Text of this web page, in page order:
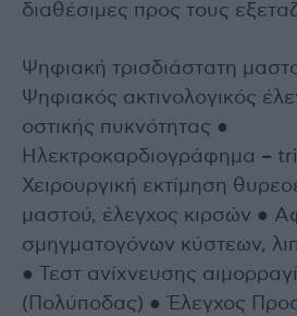
διαθέσιμες προς τους
Ψηφιακή τρισδιάστατη
Ψηφιακός ακτινολογικός
οστικής πυκνότητας ●
Ηλεκτροκαρδιογράφημα –
Χειρουργική εκτίμηση
μαστού, έλεγχος κιρσών ●
σμηγματογόνων κύστεων,
● Τεστ ανίχνευσης
(Πολύποδας) ● Έλεγχος